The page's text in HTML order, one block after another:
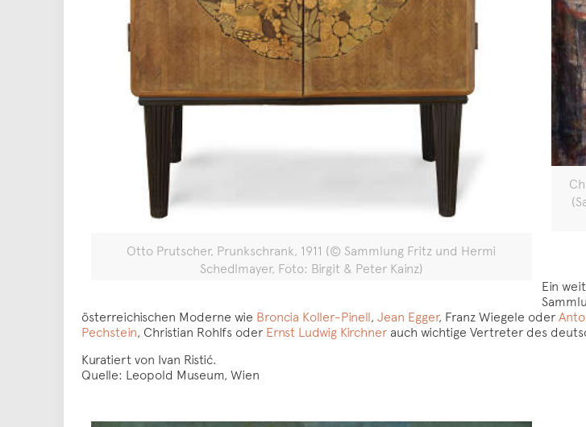
Otto Prutscher, Prunkschrank, 1911 (© Sammlung Fritz und Hermi
Schedlmayer, Foto: Birgit & Peter Kainz)
Ein
österreichischen Moderne wie Broncia Koller-Pinell, Jean Egger, Franz Wiegele oder
Pechstein, Christian Rohlfs oder Ernst Ludwig Kirchnerauch wichtige Vertreter des
Kuratiert von Ivan Ristić.
Quelle: Leopold Museum, Wien